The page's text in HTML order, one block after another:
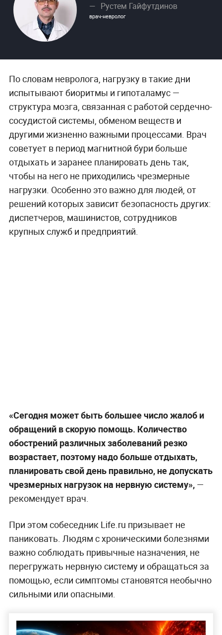
Рустем Гайфутдинов
врач-невролог
По словам невролога, нагрузку в такие дни
испытывают биоритмы и гипоталамус —
структура мозга, связанная с работой сердечно-
сосудистой системы, обменом веществ и
другими жизненно важными процессами. Врач
советует в период магнитной бури больше
отдыхать и заранее планировать день так,
чтобы на него не приходились чрезмерные
нагрузки. Особенно это важно для людей, от
решений которых зависит безопасность других:
диспетчеров, машинистов, сотрудников
крупных служб и предприятий.
«Сегодня может быть большее число жалоб и
обращений в скорую помощь. Количество
обострений различных заболеваний резко
возрастает, поэтому надо больше отдыхать,
планировать свой день правильно, не допускать
чрезмерных нагрузок на нервную систему», —
рекомендует врач.
При этом собеcедник Life.ru призывает не
паниковать. Людям с хроническими болезнями
важно соблюдать привычные назначения, не
перегружать нервную систему и обращаться за
помощью, если симптомы становятся необычно
сильными или опасными.